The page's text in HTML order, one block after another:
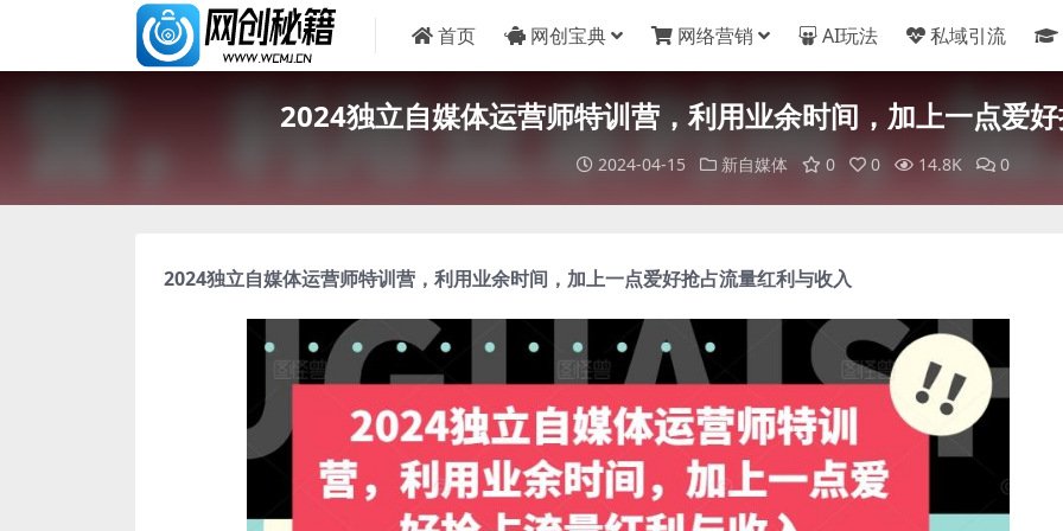
首页 网创宝典 网络营销 AI玩法 私域引流
2024独立自媒体运营师特训营，利用业余时间，加上一点爱
2024-04-15 新自媒体 0 0 14.8K 0
2024独立自媒体运营师特训营 ，利用业余时间，加上一点爱好抢占流量红利与收入